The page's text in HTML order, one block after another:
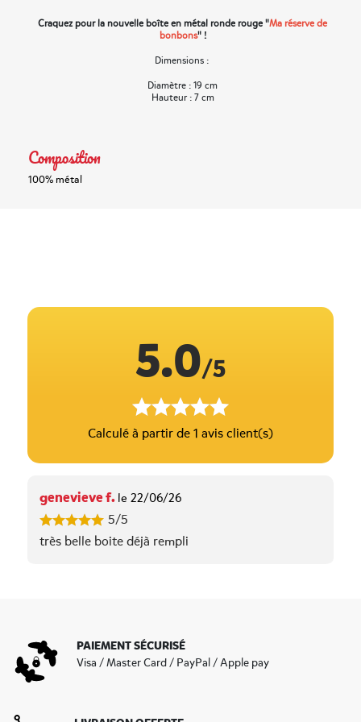
Craquez pour la nouvelle boîte en métal ronde rouge "Ma réserve de
bonbons" !
Dimensions :
Diamètre : 19 cm
Hauteur : 7 cm
Composition
100% métal
5.0/5
Calculé à partir de 1 avis client(s)
genevieve f. le 22/06/26
5/5
très belle boite déjà rempli
PAIEMENT SÉCURISÉ
Visa / Master Card / PayPal / Apple pay